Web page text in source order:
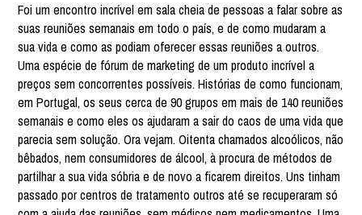
Foi um encontro incrível em sala cheia de pessoas a falar sobre as
suas reuniões semanais em todo o país, e de como mudaram a
sua vida e como as podiam oferecer essas reuniões a outros.
Uma espécie de fórum de marketing de um produto incrível a
preços sem concorrentes possíveis. Histórias de como funcionam,
em Portugal, os seus cerca de 90 grupos em mais de 140 reuniões
semanais e como eles os ajudaram a sair do caos de uma vida que
parecia sem solução. Ora vejam. Oitenta chamados alcoólicos, não
bêbados, nem consumidores de álcool, à procura de métodos de
partilhar a sua vida sóbria e de novo a ficarem direitos. Uns tinham
passado por centros de tratamento outros até se recuperaram só